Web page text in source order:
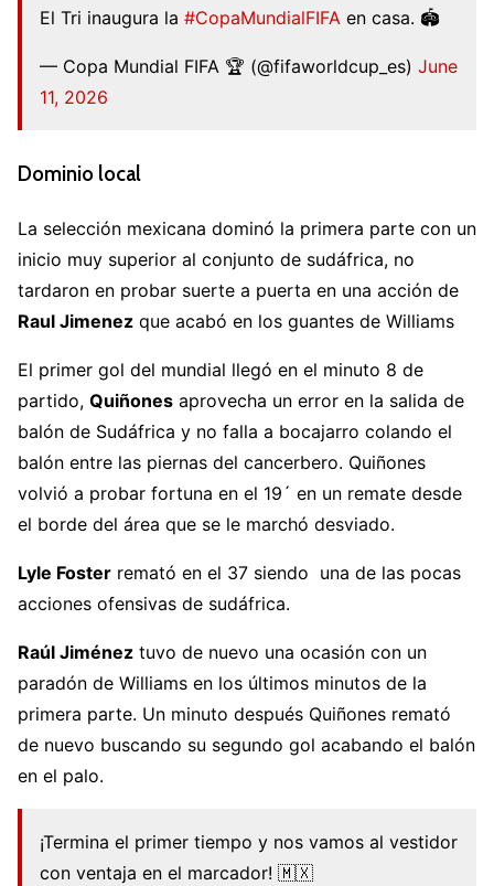
El Tri inaugura la #CopaMundialFIFA en casa. 🏟️
— Copa Mundial FIFA 🏆 (@fifaworldcup_es) June
11, 2026
Dominio local
La selección mexicana dominó la primera parte con un
inicio muy superior al conjunto de sudáfrica, no
tardaron en probar suerte a puerta en una acción de
Raul Jimenez que acabó en los guantes de Williams
El primer gol del mundial llegó en el minuto 8 de
partido, Quiñones aprovecha un error en la salida de
balón de Sudáfrica y no falla a bocajarro colando el
balón entre las piernas del cancerbero. Quiñones
volvió a probar fortuna en el 19´ en un remate desde
el borde del área que se le marchó desviado.
Lyle Foster remató en el 37 siendo una de las pocas
acciones ofensivas de sudáfrica.
Raúl Jiménez tuvo de nuevo una ocasión con un
paradón de Williams en los últimos minutos de la
primera parte. Un minuto después Quiñones remató
de nuevo buscando su segundo gol acabando el balón
en el palo.
¡Termina el primer tiempo y nos vamos al vestidor
con ventaja en el marcador! 🇲🇽